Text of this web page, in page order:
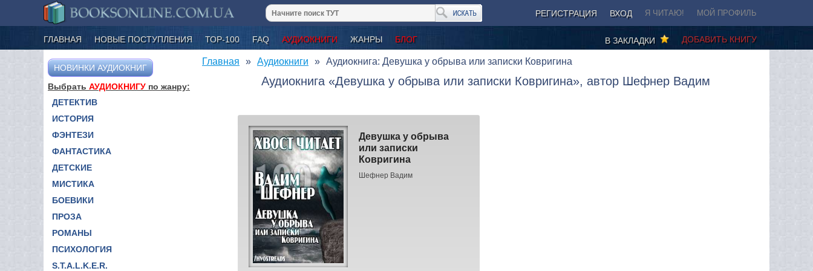
РЕГИСТРАЦИЯ ВХОД Я ЧИТАЮ! МОЙ ПРОФИЛЬ
ГЛАВНАЯ НОВЫЕ ПОСТУПЛЕНИЯ ТОР-100 FAQ АУДИОКНИГИ ЖАНРЫ БЛОГ ДОБАВИТЬ КНИГУ
В ЗАКЛАДКИ
НОВИНКИ АУДИОКНИГ
Выбрать АУДИОКНИГУ по жанру:
ДЕТЕКТИВ
ИСТОРИЯ
ФЭНТЕЗИ
ФАНТАСТИКА
ДЕТСКИЕ
МИСТИКА
БОЕВИКИ
ПРОЗА
РОМАНЫ
ПСИХОЛОГИЯ
S.T.A.L.K.E.R.
Главная Аудиокниги Аудиокнига: Девушка у обрыва или записки Ковригина
Аудиокнига «Девушка у обрыва или записки Ковригина», автор Шефнер Вадим
Девушка у обрыва
или записки
Ковригина
Шефнер Вадим